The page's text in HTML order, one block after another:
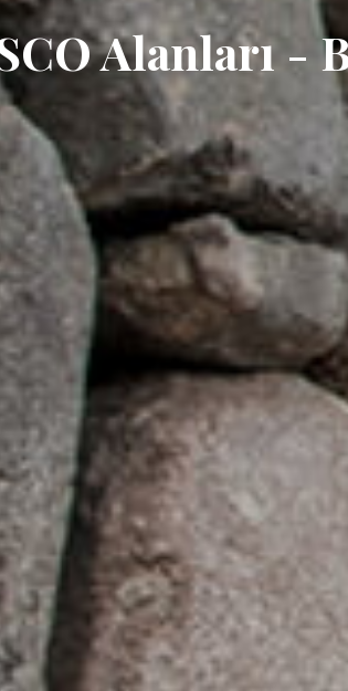
Alanları -